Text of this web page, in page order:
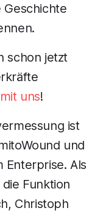
Geschichte
schon jetzt
uns!
ist
und
Enterprise. Als
Funktion
Christoph